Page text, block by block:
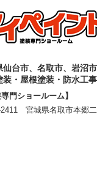
仙台市、名取市、岩沼
装・屋根塗装・防水工
専門ショールーム】
2411 宮城県名取市本郷